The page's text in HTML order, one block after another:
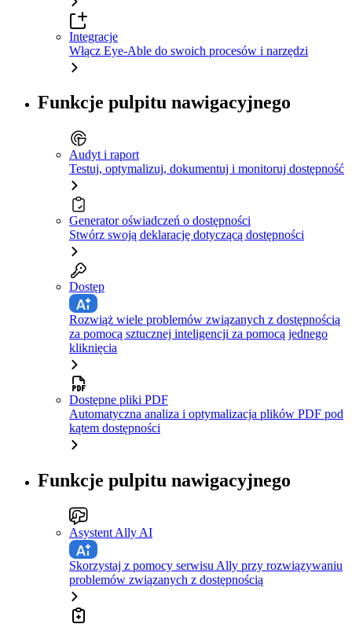
Integracje
Włącz Eye-Able do swoich procesów i narzędzi
Funkcje pulpitu nawigacyjnego
Audyt i raport
Testuj, optymalizuj, dokumentuj i monitoruj dostępność
Generator oświadczeń o dostępności
Stwórz swoją deklarację dotyczącą dostępności
Dostęp
Rozwiąż wiele problemów związanych z dostępnością
za pomocą sztucznej inteligencji za pomocą jednego
kliknięcia
Dostępne pliki PDF
Automatyczna analiza i optymalizacja plików PDF pod
kątem dostępności
Funkcje pulpitu nawigacyjnego
Asystent Ally AI
Skorzystaj z pomocy serwisu Ally przy rozwiązywaniu
problemów związanych z dostępnością